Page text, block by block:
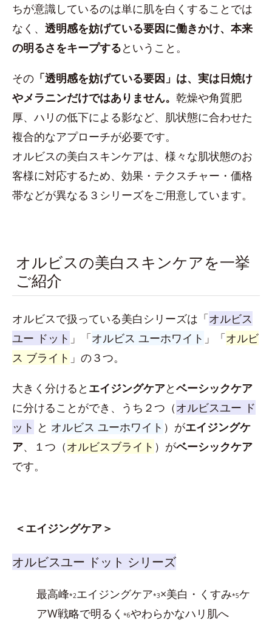
ちが意識しているのは単に肌を白くすることでは
なく、 透明感を妨げている要因に働きかけ、本来
の明るさをキープするということ。
その 「透明感を妨げている要因」は、実は日焼け
やメラニンだけではありません。 乾燥や角質肥
厚、ハリの低下による影など、肌状態に合わせた
複合的なアプローチが必要です。
オルビスの美白スキンケアは、様々な肌状態のお
客様に対応するため、効果・テクスチャー・価格
帯などが異なる３シリーズをご用意しています。
オルビスの美白スキンケアを一挙
ご紹介
オルビスで扱っている美白シリーズは「オルビス
ユー ドット 」「オルビス ユーホワイト 」「オルビ
ス ブライト 」の３つ。
大きく分けると エイジングケアとベーシックケア
に分けることができ、うち２つ（オルビスユー ド
ット と オルビス ユーホワイト ）がエイジングケ
ア、１つ（オルビスブライト ）がベーシックケア
です。
＜エイジングケア＞
オルビスユー ドット シリーズ
最高峰*2エイジングケア*3×美白・くすみ*5ケ
アW戦略で明るく *6やわらかなハリ肌へ